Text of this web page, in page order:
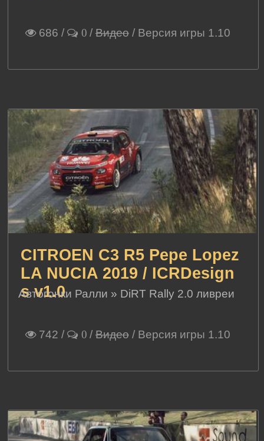
686 / 0 /Видео/ Версия игры 1.10
CITROEN C3 R5 Pepe Lopez
LA NUCIA 2019 / ICRDesign
s v1.0
Автогонки Ралли » DiRT Rally 2.0 ливреи
742 / 0 /Видео/ Версия игры 1.10